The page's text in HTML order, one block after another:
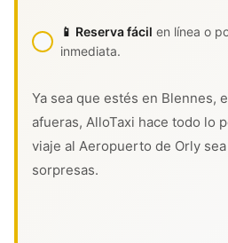
📱 Reserva fácil en línea o
inmediata.
Ya sea que estés en Blennes,
afueras, AlloTaxi hace todo lo
viaje al Aeropuerto de Orly
sorpresas.